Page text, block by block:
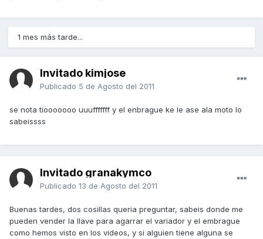
1 mes más tarde...
Invitado kimjose
Publicado 5 de Agosto del 2011
se nota tiooooooo uuufffffff y el enbrague ke le ase ala moto lo
sabeissss
Invitado granakymco
Publicado 13 de Agosto del 2011
Buenas tardes, dos cosillas queria preguntar, sabeis donde me
pueden vender la llave para agarrar el variador y el embrague
como hemos visto en los videos, y si alguien tiene alguna se